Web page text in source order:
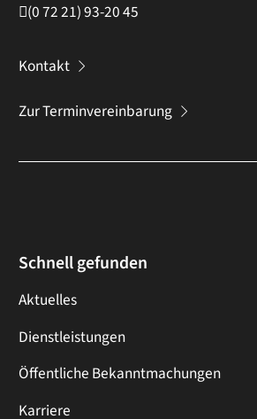
(07221) 93-2045
Kontakt
Zur Terminvereinbarung
Schnell gefunden
Aktuelles
Dienstleistungen
Öffentliche Bekanntmachungen
Karriere